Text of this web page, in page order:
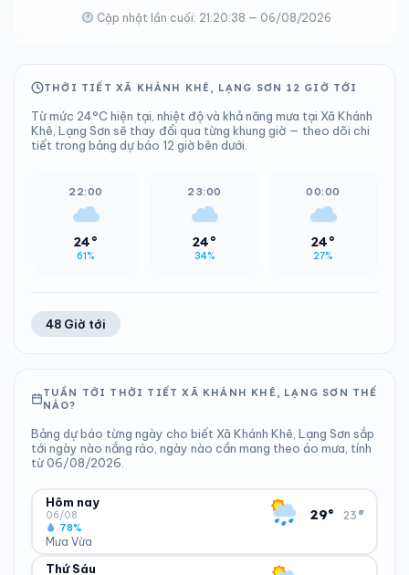
Cập nhật lần cuối: 21:20:38 — 06/08/2026
THỜI TIẾT XÃ KHÁNH KHÊ, LẠNG SƠN 12 GIỜ TỚI
Từ mức 24°C hiện tại, nhiệt độ và khả năng mưa tại Xã Khánh
Khê, Lạng Sơn sẽ thay đổi qua từng khung giờ — theo dõi chi
tiết trong bảng dự báo 12 giờ bên dưới.
22:00
24°
61%
23:00
24°
34%
00:00
24°
27%
48 Giờ tới
TUẦN TỚI THỜI TIẾT XÃ KHÁNH KHÊ, LẠNG SƠN THẾ
NÀO?
Bảng dự báo từng ngày cho biết Xã Khánh Khê, Lạng Sơn sắp
tới ngày nào nắng ráo, ngày nào cần mang theo áo mưa, tính
từ 06/08/2026.
Hôm nay
06/08
Mưa Vừa
78%
29° 23°
▾
ĐỘ ẨM
Thứ Sáu